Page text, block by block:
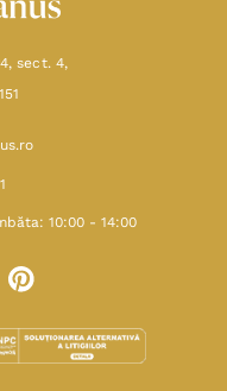
sect. 4,
10:00 - 14:00